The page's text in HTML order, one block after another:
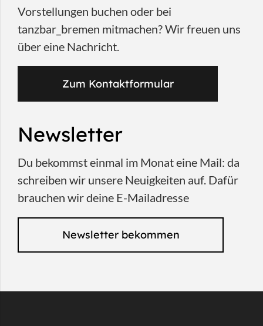
Vorstellungen buchen oder bei
tanzbar_bremen mitmachen? Wir freuen uns
über eine Nachricht.
Zum Kontaktformular
Newsletter
Du bekommst einmal im Monat eine Mail: da
schreiben wir unsere Neuigkeiten auf. Dafür
brauchen wir deine E-Mailadresse
Newsletter bekommen